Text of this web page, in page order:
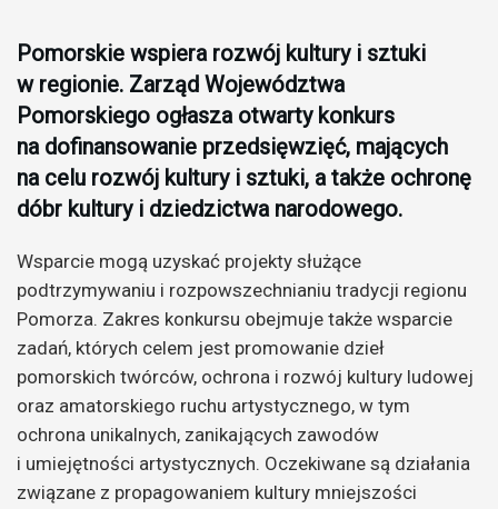
Pomorskie wspiera rozwój kultury i sztuki
w regionie. Zarząd Województwa
Pomorskiego ogłasza otwarty konkurs
na dofinansowanie przedsięwzięć, mających
na celu rozwój kultury i sztuki, a także ochronę
dóbr kultury i dziedzictwa narodowego.
Wsparcie mogą uzyskać projekty służące
podtrzymywaniu i rozpowszechnianiu tradycji regionu
Pomorza. Zakres konkursu obejmuje także wsparcie
zadań, których celem jest promowanie dzieł
pomorskich twórców, ochrona i rozwój kultury ludowej
oraz amatorskiego ruchu artystycznego, w tym
ochrona unikalnych, zanikających zawodów
i umiejętności artystycznych. Oczekiwane są działania
związane z propagowaniem kultury mniejszości